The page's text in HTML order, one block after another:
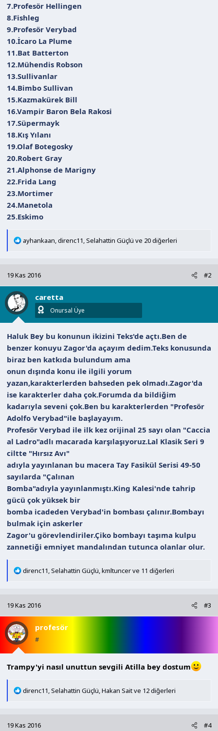
7.Profesör Hellingen
8.Fishleg
9.Profesör Verybad
10.İcaro La Plume
11.Bat Batterton
12.Mühendis Robson
13.Sullivanlar
14.Bimbo Sullivan
15.Kazmakürek Bill
16.Vampir Baron Bela Rakosi
17.Süpermayk
18.Kış Yılanı
19.Olaf Botegosky
20.Robert Gray
21.Alphonse de Marigny
22.Frida Lang
23.Mortimer
24.Manetola
25.Eskimo
T
i
l
e
r
ayhankaan direnc11 Selahattin Güçlü ve 20 diğerleri
19 Kas 2016 #2
caretta
Onursal Üye
Haluk Bey bu konunun ikizini Teks'de açtı.Ben de
benzer konuyu Zagor'da açayım dedim.Teks konusunda
biraz ben katkıda bulundum ama
onun dışında konu ile ilgili yorum
yazan,karakterlerden bahseden pek olmadı.Zagor'da
ise karakterler daha çok.Forumda da bildiğim
kadarıyla seveni çok.Ben bu karakterlerden "Profesör
Adolfo Verybad"ile başlayayım.
Profesör Verybad ile ilk kez orijinal 25 sayı olan "Caccia
al Ladro"adlı macarada karşılaşıyoruz.Lal Klasik Seri 9
ciltte "Hırsız Avı"
adıyla yayınlanan bu macera Tay Fasikül Serisi 49-50
sayılarda "Çalınan
Bomba"adıyla yayınlanmıştı.King Kalesi'nde tahrip
gücü çok yüksek bir
bomba icadeden Verybad'in bombası çalınır.Bombayı
bulmak için askerler
Zagor'u görevlendiriler.Çiko bombayı taşıma kulpu
zannetiği emniyet mandalından tutunca olanlar olur.
T
i
l
e
r
direnc11,Selahattin Güçlü,kmltuncerve 11 diğerleri
19 Kas 2016 #3
profesör
#
Trampy'yi nasıl unuttun sevgili Atilla bey dostum
T
i
direnc11 Selahattin Güçlü Hakan Saitve 12 diğerleri
19 Kas 2016 #4